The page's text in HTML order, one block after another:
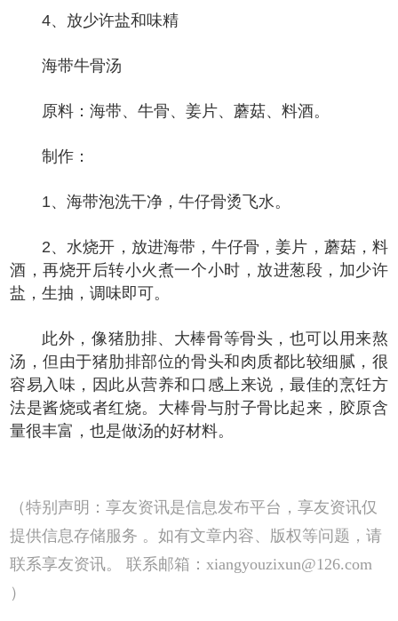
4、放少许盐和味精
海带牛骨汤
原料：海带、牛骨、姜片、蘑菇、料酒。
制作：
1、海带泡洗干净，牛仔骨烫飞水。
2、水烧开，放进海带，牛仔骨，姜片，蘑菇，料
酒，再烧开后转小火煮一个小时，放进葱段，加少许
盐，生抽，调味即可。
此外，像猪肋排、大棒骨等骨头，也可以用来熬
汤，但由于猪肋排部位的骨头和肉质都比较细腻，很
容易入味，因此从营养和口感上来说，最佳的烹饪方
法是酱烧或者红烧。大棒骨与肘子骨比起来，胶原含
量很丰富，也是做汤的好材料。
（特别声明：享友资讯是信息发布平台，享友资讯仅
提供信息存储服务 。如有文章内容、版权等问题，请
联系享友资讯。 联系邮箱：xiangyouzixun@126.com
）